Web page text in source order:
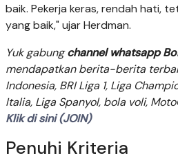
baik. Pekerja keras, rendah hati,
yang baik," ujar Herdman.
Yuk gabungchannel whatsapp
mendapatkan berita-berita
Indonesia, BRI Liga 1, Liga
Italia, Liga Spanyol, bola voli,
Klik di sini (JOIN)
Penuhi Kriteria